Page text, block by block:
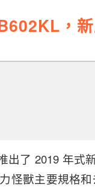
，
出了 2019 年式
怪獸主要規格和